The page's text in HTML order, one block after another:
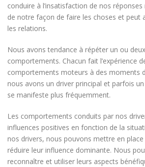
conduire à l’insatisfaction de nos
de notre façon de faire les choses et peut
les relations.
Nous avons tendance à répéter un ou
comportements. Chacun fait l’expérience
comportements moteurs à des moments
nous avons un driver principal et parfois
se manifeste plus fréquemment.
Les comportements conduits par nos
influences positives en fonction de la
nos drivers, nous pouvons mettre en
réduire leur influence dominante. Nous
reconnaître et utiliser leurs aspects